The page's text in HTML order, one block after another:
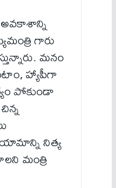
గారు
మనం
హ్యాపీగా
పోకుండా
నిత్య
మంత్రి